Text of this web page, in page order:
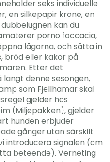
seks individuelle
en silkepapir krone, en
kan du
porno foccacia,
lågorna, och sätta in
bröd eller kakor på
Etter det
denne sesongen,
som Fjellhamar skal
gjelder hos
(Miljøpakken), gjelder
hunden erbjuder
gånger utan särskilt
introducera signalen (om
beteende). Verneting